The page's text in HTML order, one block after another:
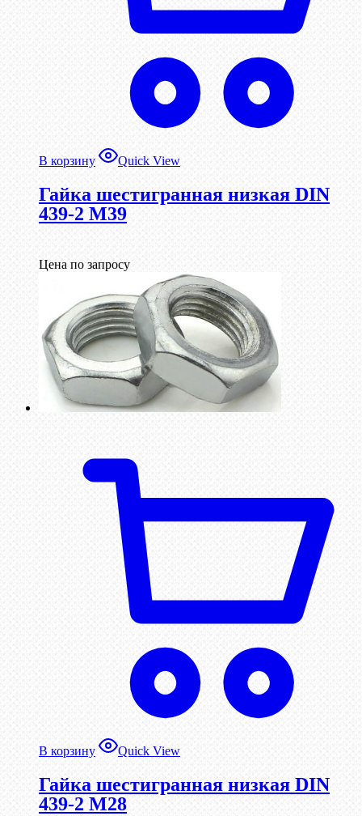
В корзину Quick View
Гайка шестигранная низкая DIN
439-2 М39
Цена по запросу
В корзину Quick View
Гайка шестигранная низкая DIN
439-2 М28